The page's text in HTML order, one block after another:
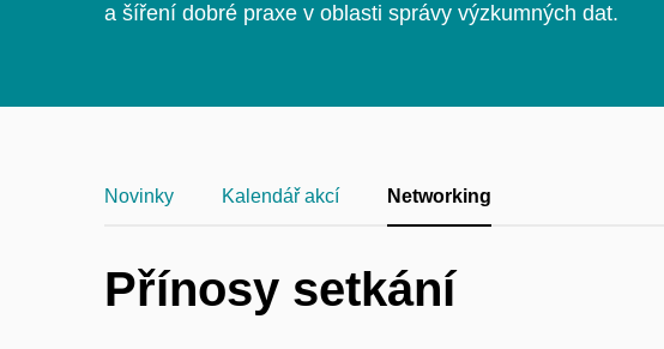
a šíření dobré praxe v oblasti správy výzkumných dat.
Novinky Kalendář akcí Networking
Přínosy setkání